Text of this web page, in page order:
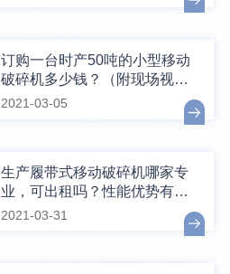
订购一台时产50吨的小型移动
破碎机多少钱？（附现场视
频）
2021-03-05
生产履带式移动破碎机哪家专
业，可出租吗？性能优势有哪
些？
2021-03-31